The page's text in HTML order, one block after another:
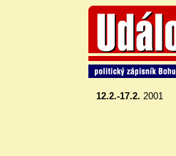
12.2.-17.2. 2001